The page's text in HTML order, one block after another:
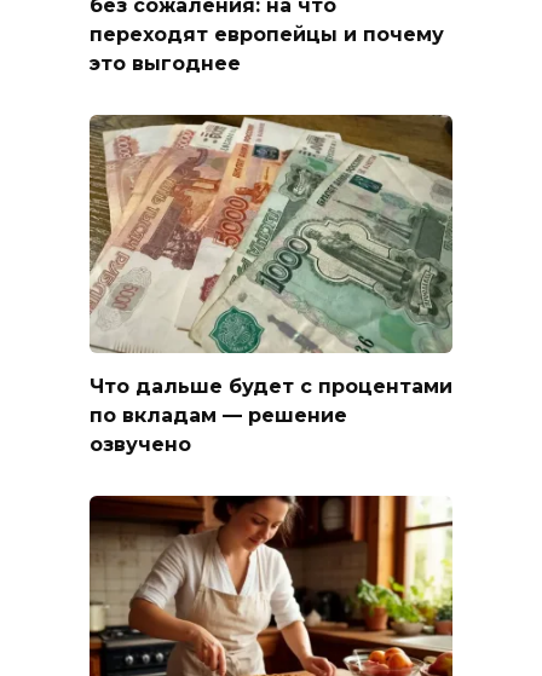
без сожаления: на что
переходят европейцы и почему
это выгоднее
Что дальше будет с процентами
по вкладам — решение
озвучено